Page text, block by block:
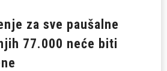
za sve paušalne
77.000 neće biti